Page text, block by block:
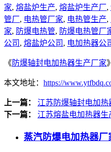
家, 熔盐炉生产, 熔盐炉生产厂,
管厂, 电热管厂家, 电热管生产,
家, 防爆电热管, 防爆电热管厂
公司 , 熔盐炉公司 , 电加热器公
《 防爆轴封电加热器生产厂家
本文地址： https://
上一篇：
江苏防爆轴封电加热
下一篇：
江苏熔盐电加热器生
蒸汽防爆电加热器厂